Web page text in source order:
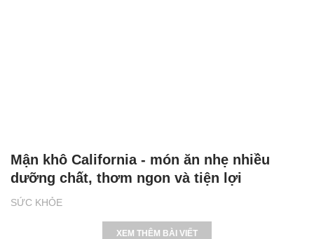
SỨC KHỎE
Mận khô California - món ăn nhẹ nhiều
dưỡng chất, thơm ngon và tiện lợi
XEM THÊM BÀI VIẾT